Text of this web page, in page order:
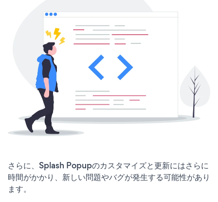
さらに、Splash Popupのカスタマイズと更新にはさらに
時間がかかり、新しい問題やバグが発生する可能性があり
ます。